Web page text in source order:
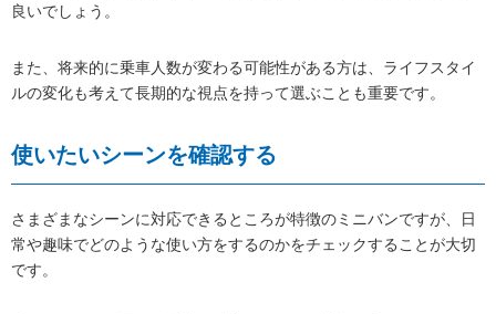
良いでしょう。
また、将来的に乗車人数が変わる可能性がある方は、ライフスタイ
ルの変化も考えて長期的な視点を持って選ぶことも重要です。
使いたいシーンを確認する
さまざまなシーンに対応できるところが特徴のミニバンですが、日
常や趣味でどのような使い方をするのかをチェックすることが大切
です。